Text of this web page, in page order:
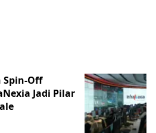
Spin-Off
Jadi Pilar